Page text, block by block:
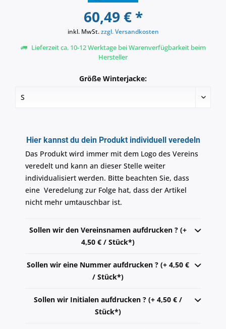
60,49 € *
inkl. MwSt.zzgl. Versandkosten
Lieferzeit ca. 10-12 Werktage bei Warenverfügbarkeit beim
Hersteller
Größe Winterjacke:
Hier kannst du dein Produkt individuell veredeln
Das Produkt wird immer mit dem Logo des Vereins
veredelt und kann an dieser Stelle weiter
individualisiert werden. Bitte beachten Sie, dass
eine Veredelung zur Folge hat, dass der Artikel
nicht mehr umtauschbar ist.
Sollen wir den Vereinsnamen aufdrucken ? (+
4,50 € / Stück*)
Sollen wir eine Nummer aufdrucken ? (+ 4,50 €
/ Stück*)
Sollen wir Initialen aufdrucken ? (+ 4,50 € /
Stück*)